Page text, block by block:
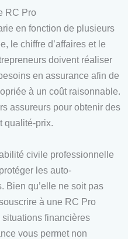
RC Pro
en fonction de plusieurs
le chiffre d’affaires et le
doivent réaliser
en assurance afin de
à un coût raisonnable.
assureurs pour obtenir des
qualité-prix.
civile professionnelle
les auto-
Bien qu’elle ne soit pas
à une RC Pro
situations financières
vous permet non